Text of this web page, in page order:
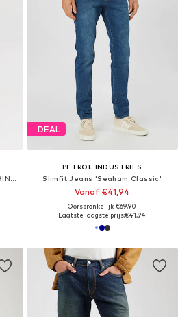
Loosefit Jeans 'JJICHRIS JJORIGINAL'
DEAL
PETROL INDUSTRIES
Slimfit Jeans 'Seaham Classic'
Vanaf €41,94
Oorspronkelijk: €69,90
Laatste laagste prijs:€41,94